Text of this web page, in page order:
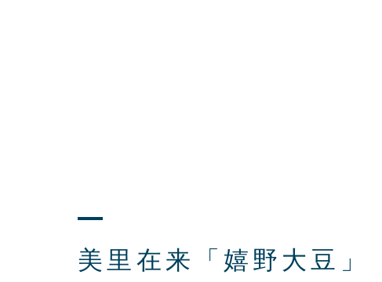
美里在来「嬉野大豆」